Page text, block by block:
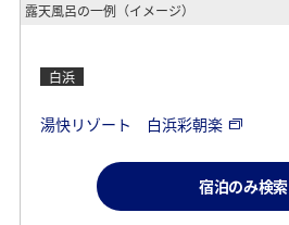
露天風呂の一例（イメージ）
白浜
湯快リゾート 白浜彩朝楽
宿泊のみ検索